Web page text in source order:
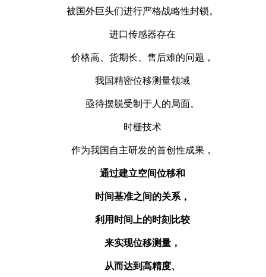
被国外巨头们进行严格战略性封锁。
进口传感器存在
价格高、货期长、售后难的问题，
我国精密位移测量领域
亟待摆脱受制于人的局面。
时栅技术
作为我国自主研发的首创性成果，
通过建立空间位移和
时间基准之间的关系，
利用时间上的时刻 比较
来实现位移测量，
从而达到高精度、